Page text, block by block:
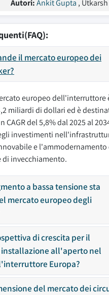
Autori:Ankit Gupta ,
il mercato europeo dei
europeo dell'interruttore
miliardi di dollari ed è
CAGR del 5,8% dal 2025 al
investimenti
e l'ammodernamento
di invecchiamento.
a bassa tensione sta
mercato europeo degli
di crescita per il
all'aperto nel
Europa?
del mercato dei